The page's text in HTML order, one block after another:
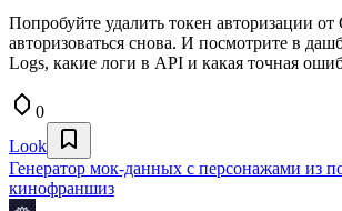
Попробуйте удалить токен авторизации от
авторизоваться снова. И посмотрите в
Logs, какие логи в API и какая точная
0
Look
Генератор мок-данных с персонажами из
кинофраншиз